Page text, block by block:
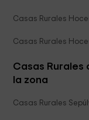
Casas Rurales
Casas Rurales
Casas
la zona
Casas Rurales